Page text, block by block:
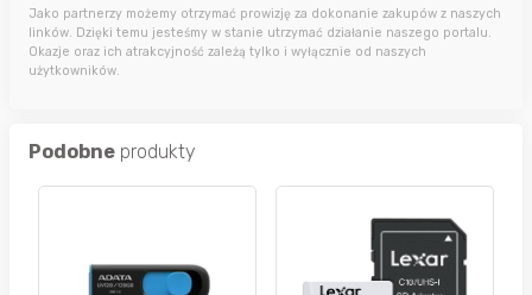
Jako partnerzy możemy otrzymać prowizję za dokonanie zakupów z naszych
linków. Dzięki temu jesteśmy w stanie utrzymać działanie naszego portalu.
Okazje oraz ich atrakcyjność zależą tylko i wyłącznie od naszych
użytkowników.
Podobne produkty